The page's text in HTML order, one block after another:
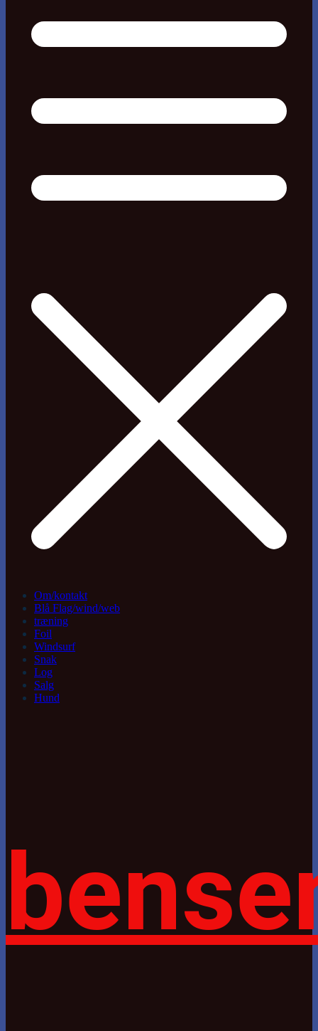
Om/kontakt
Blå Flag/wind/web
træning
Foil
Windsurf
Snak
Log
Salg
Hund